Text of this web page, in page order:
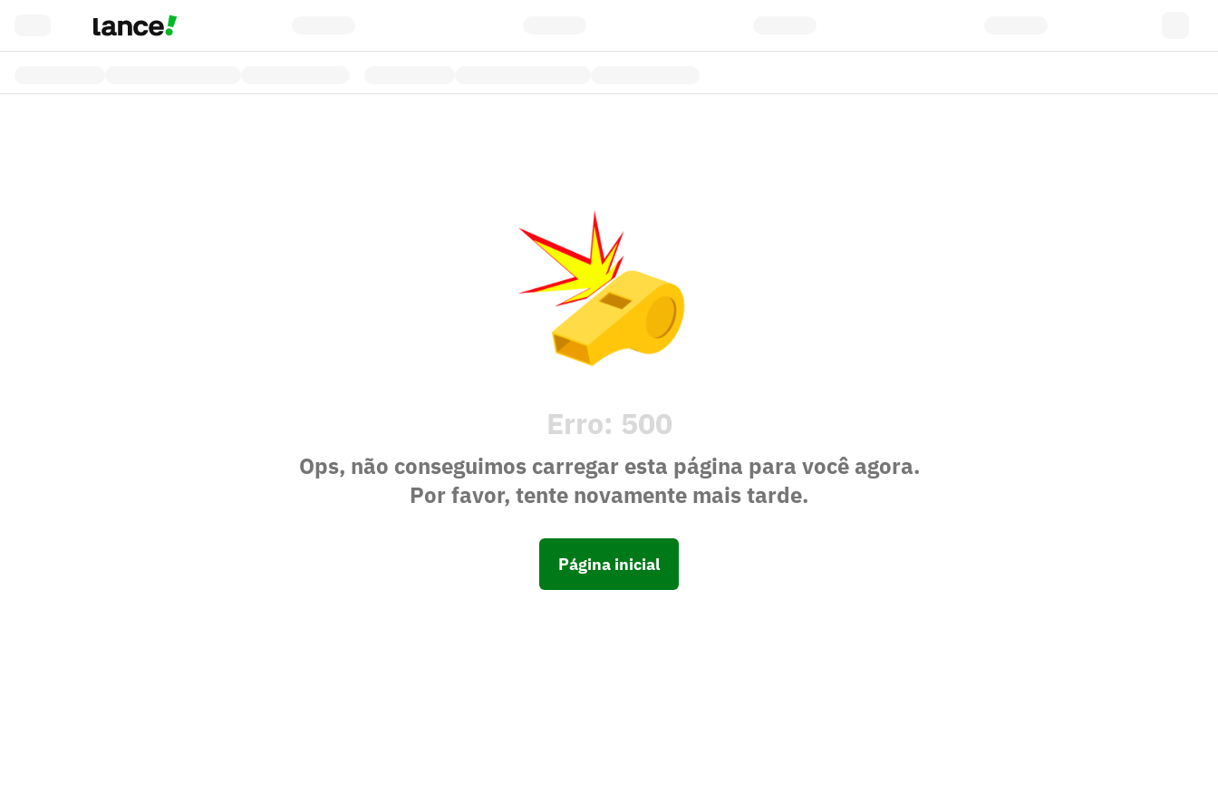
Erro: 500
Ops, não conseguimos carregar esta página para você agora.
Por favor, tente novamente mais tarde.
Página inicial